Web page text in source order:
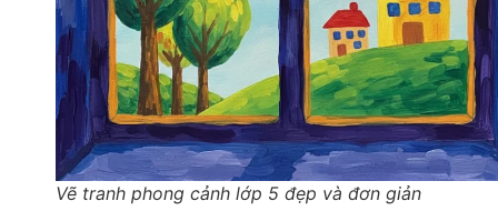
Vẽ tranh phong cảnh lớp 5 đẹp và đơn giản